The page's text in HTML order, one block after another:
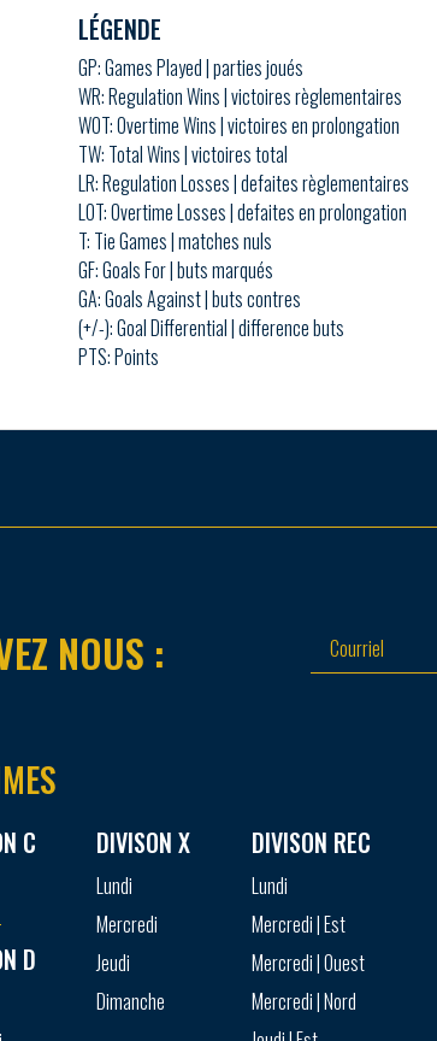
LÉGENDE
GP: Games Played | parties joués
WR: Regulation Wins | victoires règlementaires
WOT: Overtime Wins | victoires en prolongation
TW: Total Wins | victoires total
LR: Regulation Losses | defaites règlementaires
LOT: Overtime Losses | defaites en prolongation
T: Tie Games | matches nuls
GF: Goals For | buts marqués
GA: Goals Against | buts contres
(+/-): Goal Differential | difference buts
PTS: Points
NOUS :
C
D
DIVISON X
Lundi
Mercredi
Jeudi
Dimanche
DIVISON REC
Lundi
Mercredi | Est
Mercredi | Ouest
Mercredi | Nord